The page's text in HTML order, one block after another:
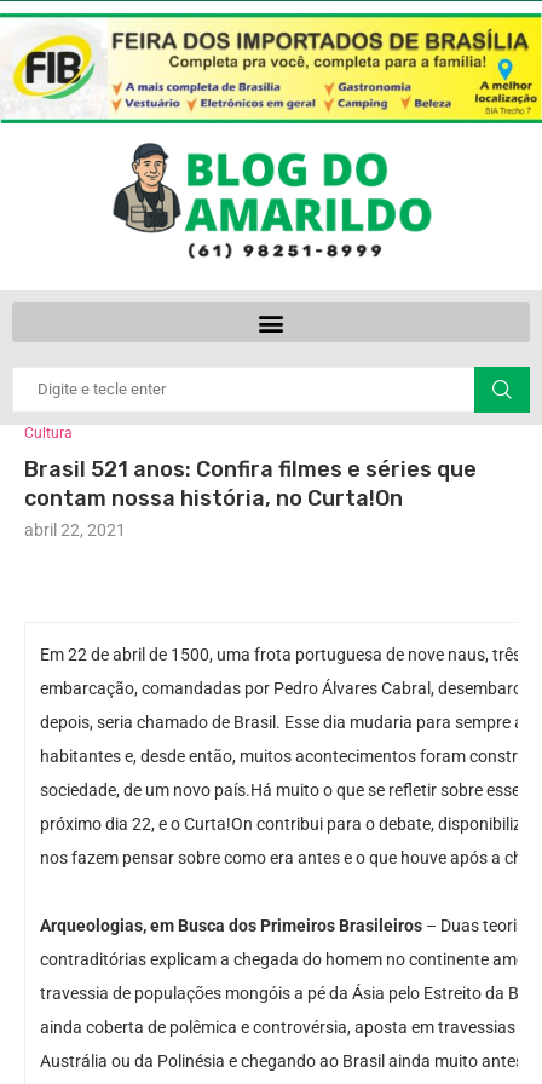
Cultura
Brasil 521 anos: Confira filmes e séries que
contam nossa história, no Curta!On
abril 22, 2021
Em 22 de abril de 1500, uma frota portuguesa de nove naus, três
embarcação, comandadas por Pedro Álvares Cabral,
depois, seria chamado de Brasil. Esse dia mudaria para sempre a
habitantes e, desde então, muitos acontecimentos foram
sociedade, de um novo país.Há muito o que se refletir sobre esses
próximo dia 22, e o Curta!On contribui para o debate,
nos fazem pensar sobre como era antes e o que houve após a
Arqueologias, em Busca dos Primeiros Brasileiros – Duas teorias
contraditórias explicam a chegada do homem no continente
travessia de populações mongóis a pé da Ásia pelo Estreito da
ainda coberta de polêmica e controvérsia, aposta em travessias
Austrália ou da Polinésia e chegando ao Brasil ainda muito antes